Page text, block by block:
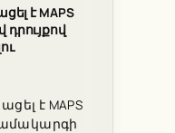
է MAPS
դրույքով
է MAPS